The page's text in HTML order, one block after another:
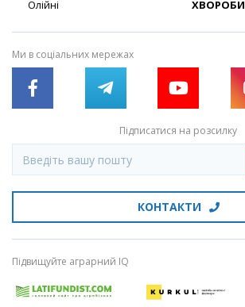
Олійні ХВОРОБИ
Ми в соціальних мережах
Підписатися на розсилку
КОНТАКТИ
Підвищуйте аграрний IQ